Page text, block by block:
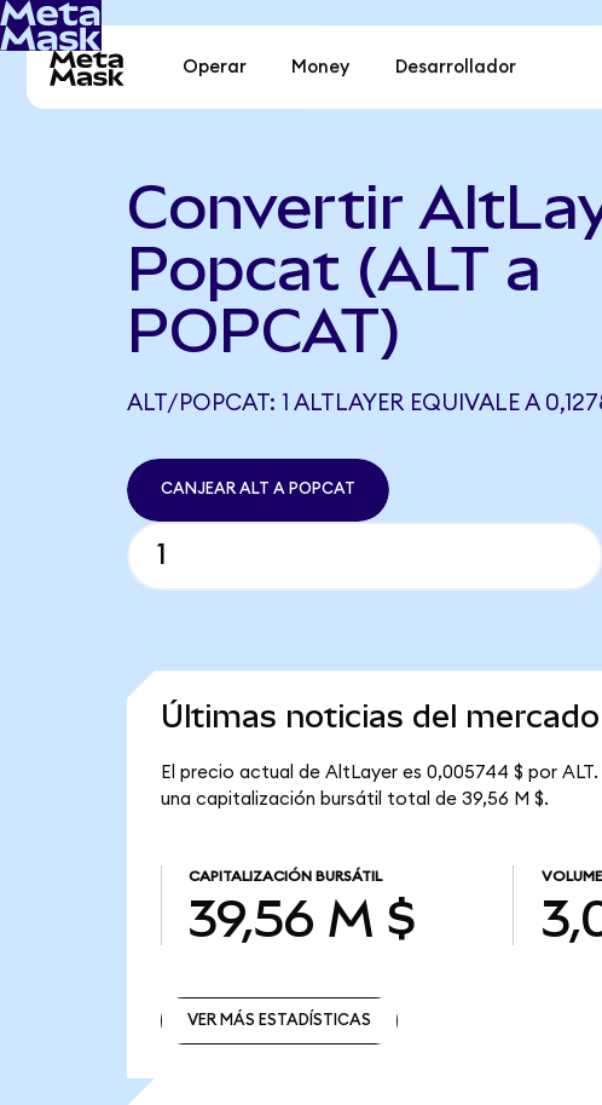
Operar Money Desarrollador
Convertir
Popcat (ALT a
POPCAT)
ALT/POPCAT: 1 ALTLAYER EQUIVALE A
CANJEAR ALT A POPCAT
Últimas noticias del
El precio actual de AltLayer es 0,005744 $ por
una capitalización bursátil total de 39,56 M $.
CAPITALIZACIÓN BURSÁTIL
39,56 M $
VER MÁS ESTADÍSTICAS